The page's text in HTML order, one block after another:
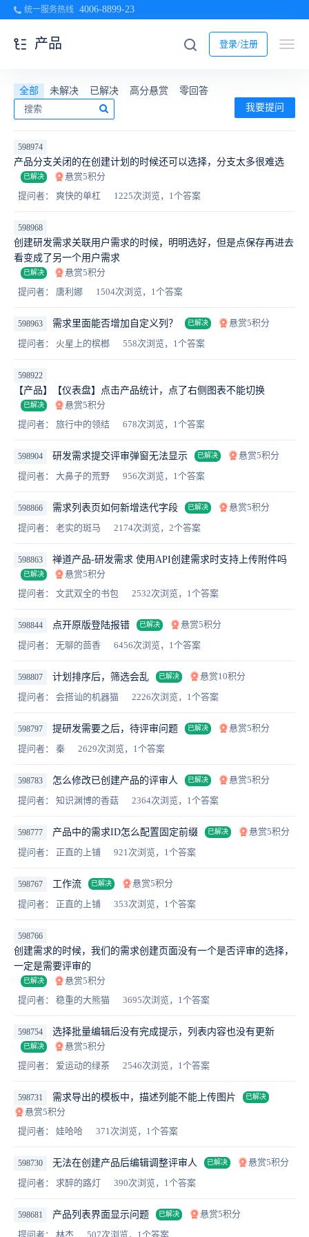
统一服务热线 4006-8899-23
登录/注册
产品
全部 未解决 已解决 高分悬赏
零回答
我要提问
598974
产品分支关闭的在创建计划的时候还可以选择，分支太多很难选
已解决
悬赏5积分
提问者： 爽快的单杠
1225次浏览，1个答案
598968
创建研发需求关联用户需求的时候，明明选好，但是点保存再进去
看变成了另一个用户需求
已解决
悬赏5积分
提问者： 唐利娜
1504次浏览，1个答案
598963 需求里面能否增加自定义列？ 已解决
悬赏5积分
提问者： 火星上的槟榔
558次浏览，1个答案
598922
【产品】【仪表盘】点击产品统计，点了右侧图表不能切换
已解决
悬赏5积分
提问者： 旅行中的领结
678次浏览，1个答案
598904 研发需求提交评审弹窗无法显示 已解决
悬赏5积分
提问者： 大鼻子的荒野
956次浏览，1个答案
598866 需求列表页如何新增迭代字段 已解决
悬赏5积分
提问者： 老实的斑马
2174次浏览，2个答案
598863 禅道产品-研发需求 使用API创建需求时支持上传附件吗
已解决
悬赏5积分
提问者： 文武双全的书包
2532次浏览，1个答案
598844 点开原版登陆报错 已解决
悬赏5积分
提问者： 无聊的茴香
6456次浏览，1个答案
598807 计划排序后，筛选会乱 已解决
悬赏10积分
提问者： 会搭讪的机器猫
2226次浏览，1个答案
598797 提研发需要之后，待评审问题 已解决
悬赏5积分
提问者： 秦
2629次浏览，1个答案
598783 怎么修改已创建产品的评审人 已解决
悬赏5积分
提问者： 知识渊博的香菇
2364次浏览，1个答案
598777 产品中的需求ID怎么配置固定前缀 已解决
悬赏5积分
提问者： 正直的上铺
921次浏览，1个答案
598767 工作流 已解决
悬赏5积分
提问者： 正直的上铺
353次浏览，1个答案
598766
创建需求的时候，我们的需求创建页面没有一个是否评审的选择，
一定是需要评审的
已解决
悬赏5积分
提问者： 稳重的大熊猫
3695次浏览，1个答案
598754 选择批量编辑后没有完成提示，列表内容也没有更新
已解决
悬赏5积分
提问者： 爱运动的绿茶
2546次浏览，1个答案
598731 需求导出的模板中，描述列能不能上传图片 已解决
悬赏5积分
提问者： 娃哈哈
371次浏览，1个答案
598730 无法在创建产品后编辑调整评审人 已解决
悬赏5积分
提问者： 求醉的路灯
390次浏览，1个答案
598681 产品列表界面显示问题 已解决
悬赏5积分
提问者： 林杰
507次浏览，1个答案